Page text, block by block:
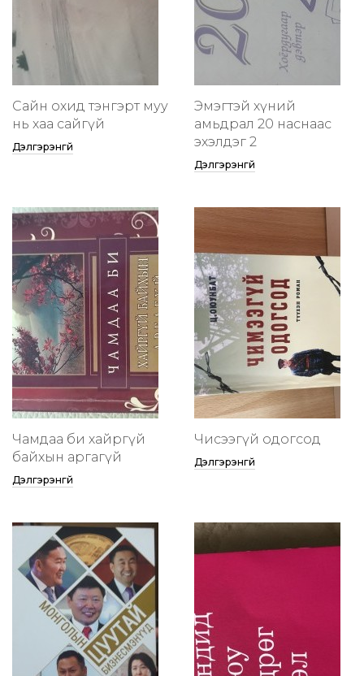
Сайн охид тэнгэрт муу
нь хаа сайгүй
Дэлгэрэнгүй
Эмэгтэй хүний
амьдрал 20 наснаас
эхэлдэг 2
Дэлгэрэнгүй
Чамдаа би хайргүй
байхын аргагүй
Дэлгэрэнгүй
Чисээгүй одогсод
Дэлгэрэнгүй